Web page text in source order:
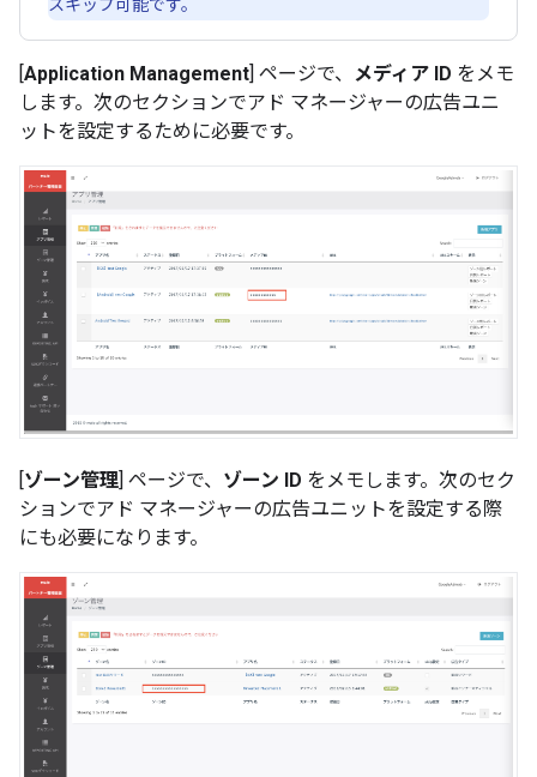
スキップ可能です。
[Application Management] ページで、 メディア ID をメモ
します。次のセクションでアド マネージャーの広告ユニ
ットを設定するために必要です。
[ゾーン管理] ページで、 ゾーン ID をメモします。次のセク
ションでアド マネージャーの広告ユニットを設定する際
にも必要になります。